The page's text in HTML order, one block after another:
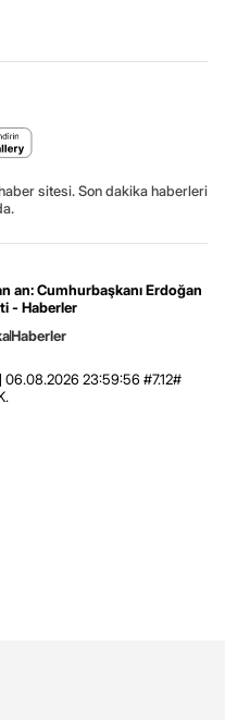
sitesi. Son dakika haberleri
an: Cumhurbaşkanı Erdoğan
- Haberler
Haberler
06.08.2026 23:59:56 #7.12#